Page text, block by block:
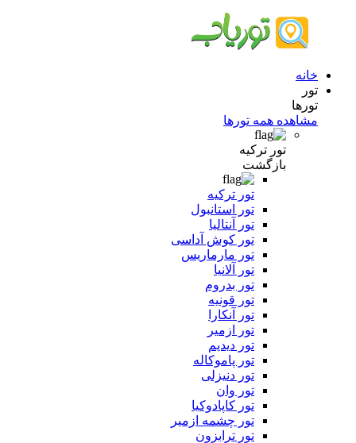
خانه
تور
تورها
مشاهده همه تورها
تور ترکیه
بازگشت
تور ترکیه
تور استانبول
تور آنتالیا
تور کوش آداسی
تور مارماریس
تور آلانیا
تور بدروم
تور قونیه
تور آنکارا
تور ازمیر
تور دیدیم
تور پاموکاله
تور دنیزلی
تور وان
تور کاپادوکیا
تور چشمه ازمیر
تور ترابزون